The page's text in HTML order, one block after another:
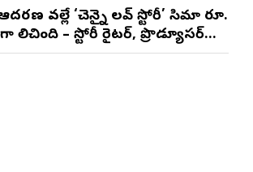
ఆదరణ వల్లే ‘చెన్నై లవ్ స్టోరీ’ సినిమా రూ.
నిలిచింది – స్టోరీ రైటర్, ప్రొడ్యూసర్